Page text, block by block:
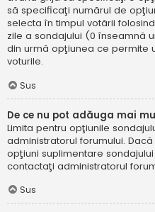
să specificaţi numărul de
selecta în timpul votării
zile a sondajului (0 înseamnă
din urmă opţiunea ce permite
voturile.
Sus
De ce nu pot adăuga mai
Limita pentru opţiunile
administratorul forumului.
opţiuni suplimentare
contactaţi administratorul
Sus